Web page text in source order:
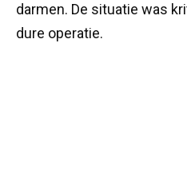
darmen. De situatie was
dure operatie.